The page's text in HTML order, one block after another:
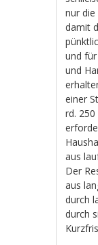
nur
damit
und
und
einer
rd.
aus
Der
aus
durch
durch